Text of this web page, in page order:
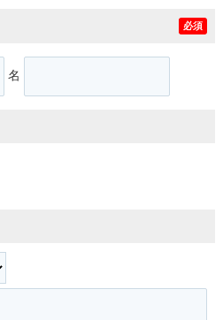
必須
名